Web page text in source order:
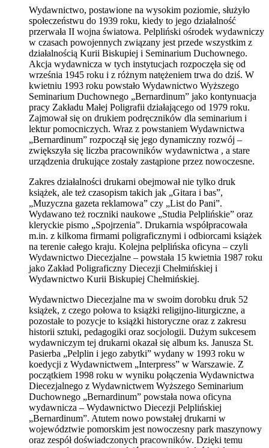
Wydawnictwo, postawione na wysokim poziomie, służyło
społeczeństwu do 1939 roku, kiedy to jego działalność
przerwała II wojna światowa. Pelpliński ośrodek wydawniczy
w czasach powojennych związany jest przede wszystkim z
działalnością Kurii Biskupiej i Seminarium Duchownego.
Akcja wydawnicza w tych instytucjach rozpoczęła się od
września 1945 roku i z różnym natężeniem trwa do dziś. W
kwietniu 1993 roku powstało Wydawnictwo Wyższego
Seminarium Duchownego „Bernardinum” jako kontynuacja
pracy Zakładu Małej Poligrafii działającego od 1979 roku.
Zajmował się on drukiem podręczników dla seminarium i
lektur pomocniczych. Wraz z powstaniem Wydawnictwa
„Bernardinum” rozpoczął się jego dynamiczny rozwój –
zwiększyła się liczba pracowników wydawnictwa , a stare
urządzenia drukujące zostały zastąpione przez nowoczesne.
Zakres działalności drukarni obejmował nie tylko druk
książek, ale też czasopism takich jak „Gitara i bas”,
„Muzyczna gazeta reklamowa” czy „List do Pani”.
Wydawano też roczniki naukowe „Studia Pelplińskie” oraz
kleryckie pismo „Spojrzenia”. Drukarnia współpracowała
m.in. z kilkoma firmami poligraficznymi i odbiorcami książek
na terenie całego kraju. Kolejna pelplińska oficyna – czyli
Wydawnictwo Diecezjalne – powstała 15 kwietnia 1987 roku
jako Zakład Poligraficzny Diecezji Chełmińskiej i
Wydawnictwo Kurii Biskupiej Chełmińskiej.
Wydawnictwo Diecezjalne ma w swoim dorobku druk 52
książek, z czego połowa to książki religijno-liturgiczne, a
pozostałe to pozycje to książki historyczne oraz z zakresu
historii sztuki, pedagogiki oraz socjologii. Dużym sukcesem
wydawniczym tej drukarni okazał się album ks. Janusza St.
Pasierba „Pelplin i jego zabytki” wydany w 1993 roku w
koedycji z Wydawnictwem „Interpress” w Warszawie. Z
początkiem 1998 roku w wyniku połączenia Wydawnictwa
Diecezjalnego z Wydawnictwem Wyższego Seminarium
Duchownego „Bernardinum” powstała nowa oficyna
wydawnicza – Wydawnictwo Diecezji Pelplińskiej
„Bernardinum”. Atutem nowo powstałej drukarni w
województwie pomorskim jest nowoczesny park maszynowy
oraz zespół doświadczonych pracowników. Dzięki temu